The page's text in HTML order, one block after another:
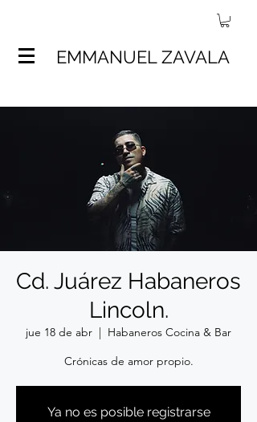
EMMANUEL ZAVALA
Cd. Juárez Habaneros
Lincoln.
jue 18 de abr
  |
Habaneros Cocina & Bar
Crónicas de amor propio.
Ya no es posible registrarse